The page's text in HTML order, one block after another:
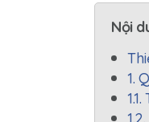
Nội
1.